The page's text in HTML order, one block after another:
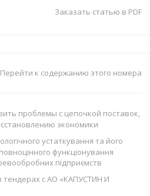
Заказать статью в PDF
Перейти к содержанию этого номера
проблемы с цепочкой поставок,
экономики
устаткування та його
функціонування
підприємств
тендерах с АО «КАПУСТИН И